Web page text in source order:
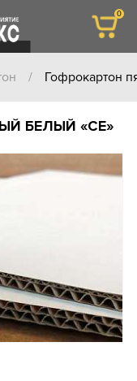
/ Гофрокартон
БЕЛЫЙ «СЕ»